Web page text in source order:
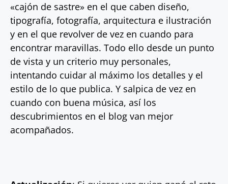
«cajón de sastre» en el que caben diseño,
tipografía, fotografía, arquitectura e ilustración
y en el que revolver de vez en cuando para
encontrar maravillas. Todo ello desde un punto
de vista y un criterio muy personales,
intentando cuidar al máximo los detalles y el
estilo de lo que publica. Y salpica de vez en
cuando con buena música, así los
descubrimientos en el blog van mejor
acompañados.